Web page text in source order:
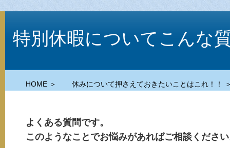
特別休暇についてこんな
HOME ＞ 休みについて押さえておきたいことはこれ！！
よくある質問です。
このようなことでお悩みがあればご相談くださ